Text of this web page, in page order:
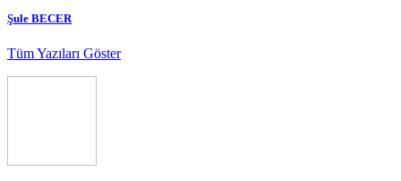
Şule BECER
Tüm Yazıları Göster